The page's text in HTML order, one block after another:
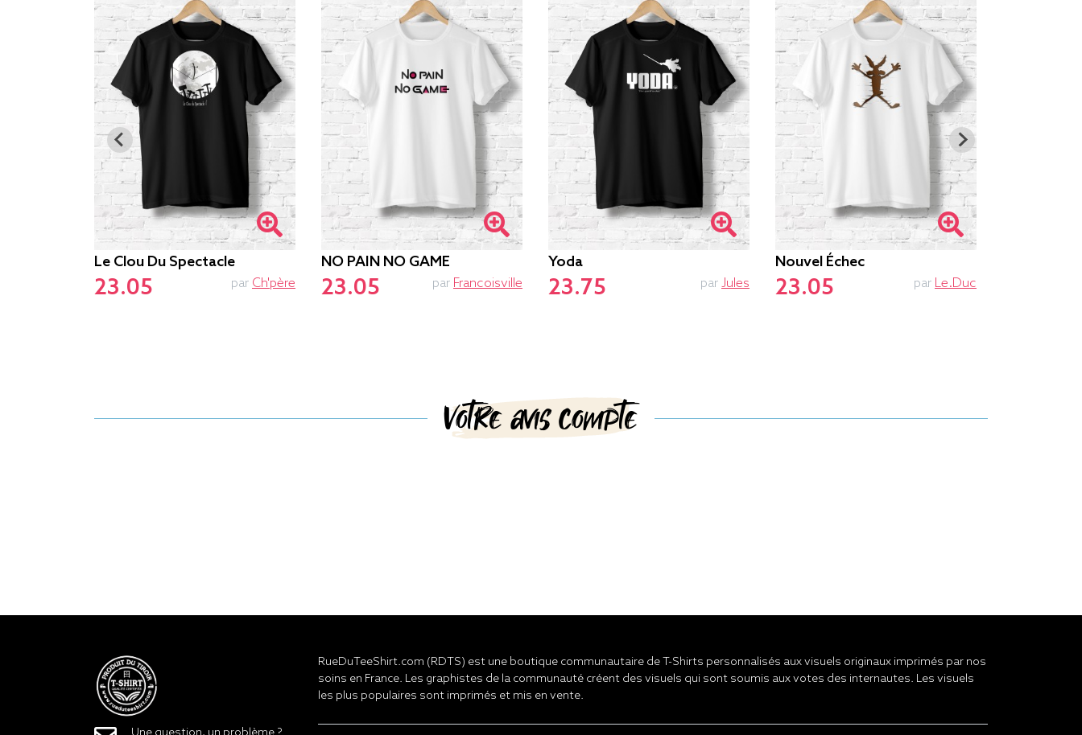
Le Clou Du Spectacle
23.05 par Ch'père
NO PAIN NO GAME
23.05 par Francoisville
Yoda
23.75 par Jules
Nouvel Échec
23.05 par Le.duc
Votre avis compte
RueDuTeeShirt.com (RDTS) est une boutique communautaire de T-Shirts personnalisés aux visuels originaux imprimés par nos
soins en France. Les graphistes de la communauté créent des visuels qui sont soumis aux votes des internautes. Les visuels
les plus populaires sont imprimés et mis en vente.